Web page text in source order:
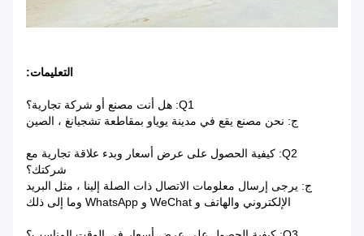
التعليمات:
Q1: هل أنت مصنع أو شركة تجارية؟
ج: نحن مصنع يقع في مدينة يوياو بمقاطعة تشجيانغ ، الصين
Q2: كيفية الحصول على عرض أسعار وبدء علاقة تجارية مع
شركتك؟
ج: يرجى إرسال معلومات الاتصال ذات الصلة إلينا ، مثل البريد
الإلكتروني والهاتف و WeChat و WhatsApp وما إلى ذلك